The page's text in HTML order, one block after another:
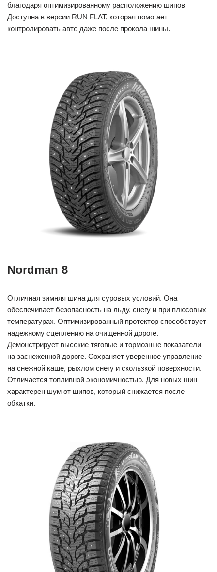
благодаря оптимизированному расположению шипов.
Доступна в версии RUN FLAT, которая помогает
контролировать авто даже после прокола шины.
Nordman 8
Отличная зимняя шина для суровых условий. Она
обеспечивает безопасность на льду, снегу и при плюсовых
температурах. Оптимизированный протектор способствует
надежному сцеплению на очищенной дороге.
Демонстрирует высокие тяговые и тормозные показатели
на заснеженной дороге. Сохраняет уверенное управление
на снежной каше, рыхлом снегу и скользкой поверхности.
Отличается топливной экономичностью. Для новых шин
характерен шум от шипов, который снижается после
обкатки.